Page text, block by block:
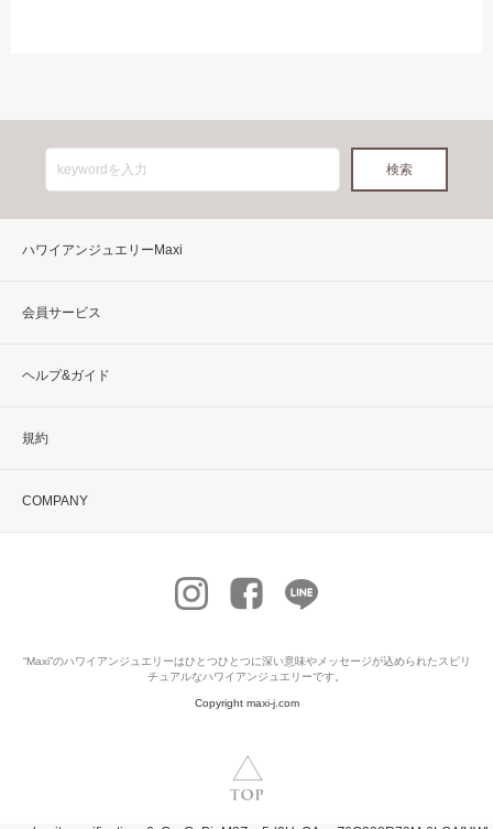
ハワイアンジュエリーMaxi
会員サービス
ヘルプ&ガイド
規約
COMPANY
“Maxi”のハワイアンジュエリーはひとつひとつに深い意味やメッセージが込められたスピリ
チュアルなハワイアンジュエリーです。
Copyright maxi-j.com